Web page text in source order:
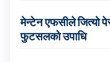
मेन्टेन एफसीले जित्यो
फुटसलको उपाधि